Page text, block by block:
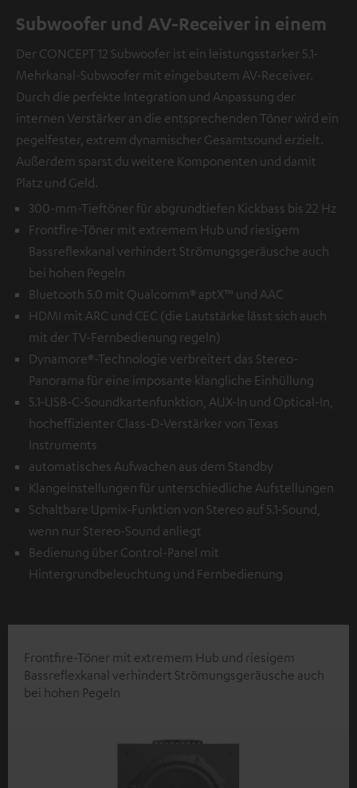
Subwoofer und AV-Receiver in einem
Der CONCEPT 12 Subwoofer ist ein leistungsstarker 5.1-
Mehrkanal-Subwoofer mit eingebautem AV-Receiver.
Durch die perfekte Integration und Anpassung der
internen Verstärker an die entsprechenden Töner wird ein
pegelfester, extrem dynamischer Gesamtsound erzielt.
Außerdem sparst du weitere Komponenten und damit
Platz und Geld.
300-mm-Tieftöner für abgrundtiefen Kickbass bis 22 Hz
Frontfire-Töner mit extremem Hub und riesigem
Bassreflexkanal verhindert Strömungsgeräusche auch
bei hohen Pegeln
Bluetooth 5.0 mit Qualcomm® aptX™ und AAC
HDMI mit ARC und CEC (die Lautstärke lässt sich auch
mit der TV-Fernbedienung regeln)
Dynamore®-Technologie verbreitert das Stereo-
Panorama für eine imposante klangliche Einhüllung
5.1-USB-C-Soundkartenfunktion, AUX-In und Optical-In,
hocheffizienter Class-D-Verstärker von Texas
Instruments
automatisches Aufwachen aus dem Standby
Klangeinstellungen für unterschiedliche Aufstellungen
Schaltbare Upmix-Funktion von Stereo auf 5.1-Sound,
wenn nur Stereo-Sound anliegt
Bedienung über Control-Panel mit
Hintergrundbeleuchtung und Fernbedienung
Frontfire-Töner mit extremem Hub und riesigem
Bassreflexkanal verhindert Strömungsgeräusche auch
bei hohen Pegeln